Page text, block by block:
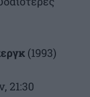
(1993)
21:30